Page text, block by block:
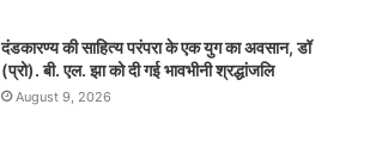
दंडकारण्य की साहित्य परंपरा के एक युग का अवसान, डॉ
(प्रो). बी. एल. झा को दी गई भावभीनी श्रद्धांजलि
August 9, 2026